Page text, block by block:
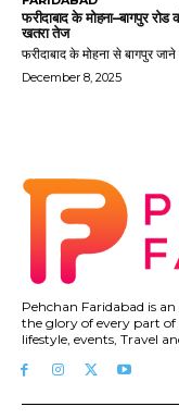
फरीदाबाद के मोहना–बागपुर
खतरा तेज
फरीदाबाद के मोहना से बागपुर
December 8, 2025
Pehchan Faridabad is
the glory of every part
lifestyle, events, Travel